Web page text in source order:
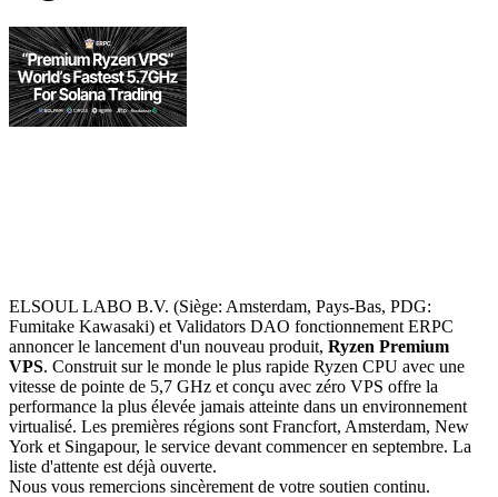
ELSOUL LABO B.V. (Siège: Amsterdam, Pays-Bas, PDG:
Fumitake Kawasaki) et Validators DAO fonctionnement ERPC
annoncer le lancement d'un nouveau produit, Ryzen Premium
VPS. Construit sur le monde le plus rapide Ryzen CPU avec une
vitesse de pointe de 5,7 GHz et conçu avec zéro VPS offre la
performance la plus élevée jamais atteinte dans un environnement
virtualisé. Les premières régions sont Francfort, Amsterdam, New
York et Singapour, le service devant commencer en septembre. La
liste d'attente est déjà ouverte.
Nous vous remercions sincèrement de votre soutien continu.